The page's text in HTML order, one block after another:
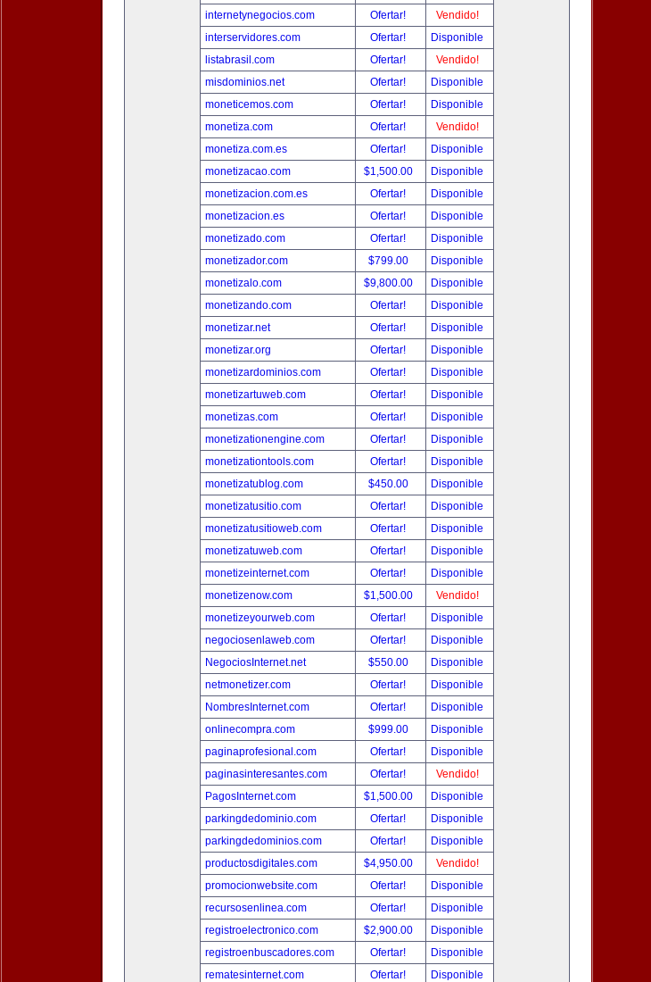
internetynegocios.com
Ofertar!
Vendido!
interservidores.com
Ofertar!
Disponible
listabrasil.com
Ofertar!
Vendido!
misdominios.net
Ofertar!
Disponible
moneticemos.com
Ofertar!
Disponible
monetiza.com
Ofertar!
Vendido!
monetiza.com.es
Ofertar!
Disponible
monetizacao.com
$1,500.00
Disponible
monetizacion.com.es
Ofertar!
Disponible
monetizacion.es
Ofertar!
Disponible
monetizado.com
Ofertar!
Disponible
monetizador.com
$799.00
Disponible
monetizalo.com
$9,800.00
Disponible
monetizando.com
Ofertar!
Disponible
monetizar.net
Ofertar!
Disponible
monetizar.org
Ofertar!
Disponible
monetizardominios.com
Ofertar!
Disponible
monetizartuweb.com
Ofertar!
Disponible
monetizas.com
Ofertar!
Disponible
monetizationengine.com
Ofertar!
Disponible
monetizationtools.com
Ofertar!
Disponible
monetizatublog.com
$450.00
Disponible
monetizatusitio.com
Ofertar!
Disponible
monetizatusitioweb.com
Ofertar!
Disponible
monetizatuweb.com
Ofertar!
Disponible
monetizeinternet.com
Ofertar!
Disponible
monetizenow.com
$1,500.00
Vendido!
monetizeyourweb.com
Ofertar!
Disponible
negociosenlaweb.com
Ofertar!
Disponible
NegociosInternet.net
$550.00
Disponible
netmonetizer.com
Ofertar!
Disponible
NombresInternet.com
Ofertar!
Disponible
onlinecompra.com
$999.00
Disponible
paginaprofesional.com
Ofertar!
Disponible
paginasinteresantes.com
Ofertar!
Vendido!
PagosInternet.com
$1,500.00
Disponible
parkingdedominio.com
Ofertar!
Disponible
parkingdedominios.com
Ofertar!
Disponible
productosdigitales.com
$4,950.00
Vendido!
promocionwebsite.com
Ofertar!
Disponible
recursosenlinea.com
Ofertar!
Disponible
registroelectronico.com
$2,900.00
Disponible
registroenbuscadores.com
Ofertar!
Disponible
rematesinternet.com
Ofertar!
Disponible